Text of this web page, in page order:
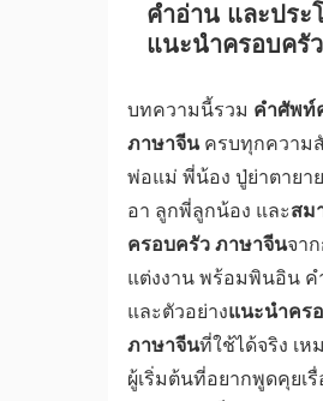
คำอ่าน และประ
แนะนำครอบครัว
บทความนี้รวม คำศัพท์
ภาษาจีนครบทุกความ
พ่อแม่ พี่น้อง ปู่ย่าตายา
อา ลูกพี่ลูกน้อง และสม
ครอบครัว ภาษาจีนจา
แต่งงาน พร้อมพินอิน ค
และตัวอย่างแนะนำคร
ภาษาจีนที่ใช้ได้จริง เห
ผู้เริ่มต้นที่อยากพูดคุยเรื่